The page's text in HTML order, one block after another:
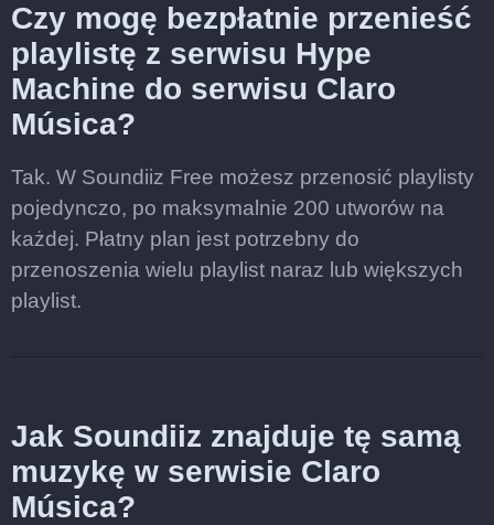
Czy mogę bezpłatnie przenieść
playlistę z serwisu Hype
Machine do serwisu Claro
Música?
Tak. W Soundiiz Free możesz przenosić playlisty
pojedynczo, po maksymalnie 200 utworów na
każdej. Płatny plan jest potrzebny do
przenoszenia wielu playlist naraz lub większych
playlist.
Jak Soundiiz znajduje tę samą
muzykę w serwisie Claro
Música?